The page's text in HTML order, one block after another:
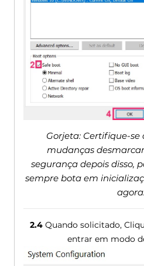
Gorjeta: Certifique-se
mudanças
segurança depois disso,
sempre bota em
agora.
2.4 Quando solicitado,
entrar em modo